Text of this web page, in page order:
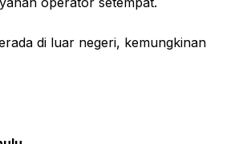
di luar negeri, kemungkinan